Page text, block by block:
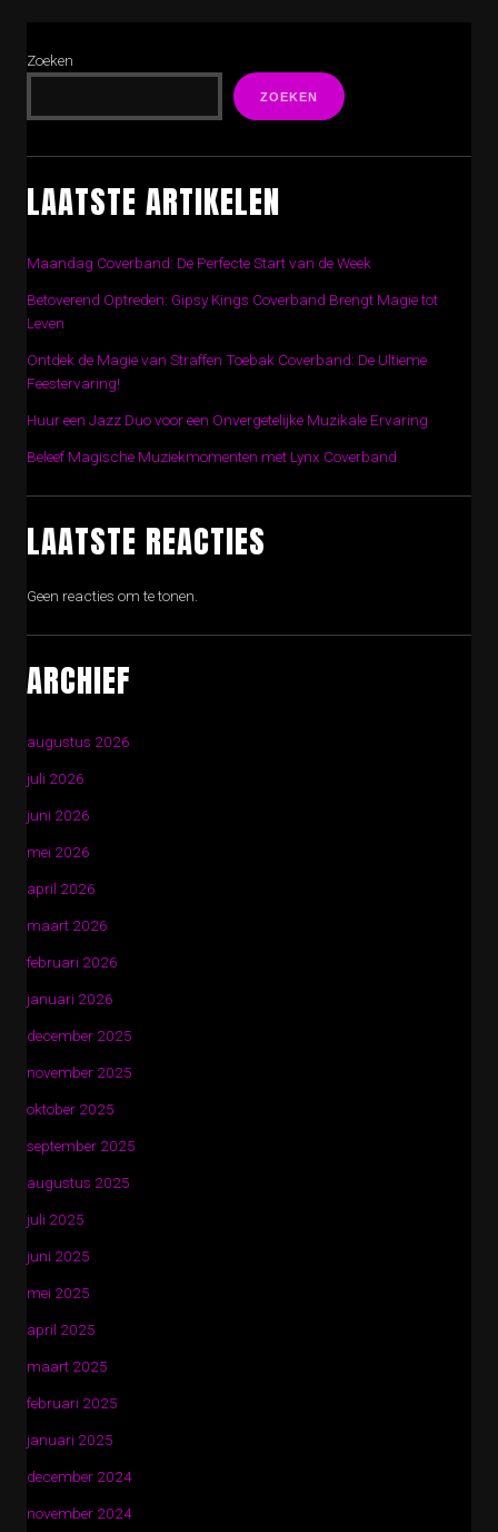
Zoeken
ZOEKEN
LAATSTE ARTIKELEN
Maandag Coverband: De Perfecte Start van de Week
Betoverend Optreden: Gipsy Kings Coverband Brengt Magie tot
Leven
Ontdek de Magie van Straffen Toebak Coverband: De Ultieme
Feestervaring!
Huur een Jazz Duo voor een Onvergetelijke Muzikale Ervaring
Beleef Magische Muziekmomenten met Lynx Coverband
LAATSTE REACTIES
Geen reacties om te tonen.
ARCHIEF
augustus 2026
juli 2026
juni 2026
mei 2026
april 2026
maart 2026
februari 2026
januari 2026
december 2025
november 2025
oktober 2025
september 2025
augustus 2025
juli 2025
juni 2025
mei 2025
april 2025
maart 2025
februari 2025
januari 2025
december 2024
november 2024